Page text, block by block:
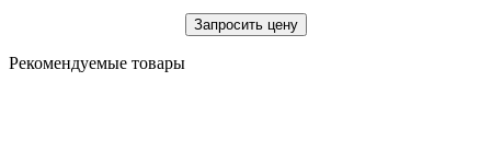
Запросить цену
Рекомендуемые товары